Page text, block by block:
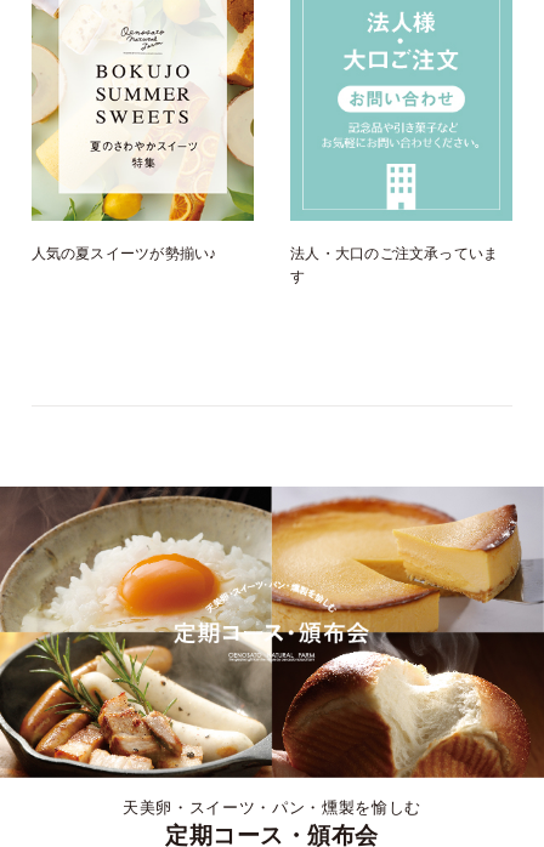
人気の夏スイーツが勢揃い♪
法人・大口のご注文承っていま
す
天美卵・スイーツ・パン・燻製を愉しむ
定期コース・頒布会